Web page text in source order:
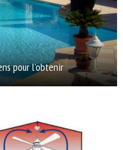
pour l’obtenir